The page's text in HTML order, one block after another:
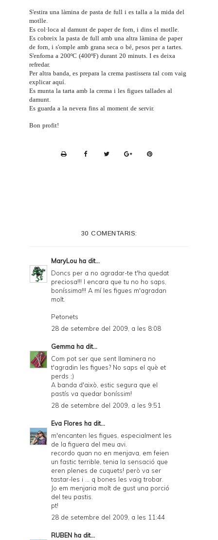
S'estira una làmina de pasta de full i es talla a la mida del
motlle.
Es col·loca al damunt de paper de forn, i dins el motlle.
Es cobreix la pasta de full amb una altra làmina de paper
de forn, i s'omple amb grana seca o bé, pesos per a tartes.
S'enforna a 200ºC (400ºF) durant 20 minuts. I es deixa
refredar.
Per altra banda, es prepara la crema pastissera tal com vaig
explicar aquí.
Es munta la tarta amb la crema i les figues tallades al
damunt.
Es guarda a la nevera fins al moment de servir.
Bon profit!
i
d
l
y
a
n
F
30 COMENTARIS:
MaryLou ha dit...
Doncs per a no agradar-te t'ha quedat
preciosa!!! I encara que tu no ho saps,
boníssima!!! A mí les figues m'agradan
molt.
Petonets
28 de setembre del 2009, a les 8:08
Gemma ha dit...
Com pot ser que sent llaminera no
t'agradin les figues? No saps el què et
perds ;)
A banda d'això, estic segura que el
pastís va quedar boníssim!
28 de setembre del 2009, a les 9:51
Eva Flores ha dit...
m'encanten les figues, especialment les
de la figuera del meu avi.
recordo quan no en menjava, em feien
un fastic terrible, tenia la sensació que
eren plenes de cuquets! però va ser
tastar-les i ... q bones les vaig trobar.
Jo em menjaria molt de gust una porció
del teu pastis.
pt!
28 de setembre del 2009, a les 11:44
RUBEN ha dit...